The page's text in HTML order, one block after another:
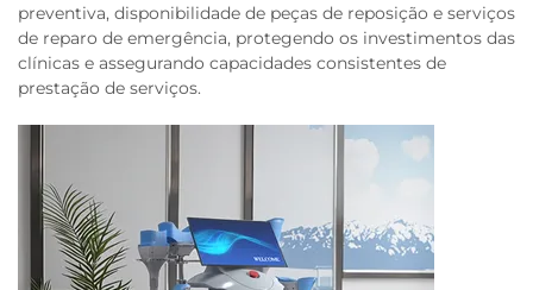
preventiva, disponibilidade de peças de reposição e serviços
de reparo de emergência, protegendo os investimentos das
clínicas e assegurando capacidades consistentes de
prestação de serviços.